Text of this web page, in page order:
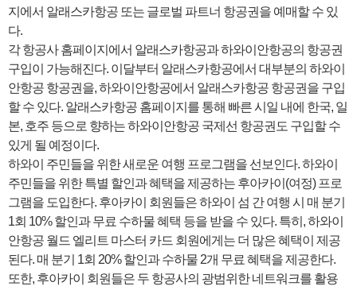
지에서 알래스카항공 또는 글로벌 파트너 항공권을 예매할 수 있
다.
각 항공사 홈페이지에서 알래스카항공과 하와이안항공의 항공권
구입이 가능해진다. 이달부터 알래스카항공에서 대부분의 하와이
안항공 항공권을, 하와이안항공에서 알래스카항공 항공권을 구입
할 수 있다. 알래스카항공 홈페이지를 통해 빠른 시일 내에 한국, 일
본, 호주 등으로 향하는 하와이안항공 국제선 항공권도 구입할 수
있게 될 예정이다.
하와이 주민들을 위한 새로운 여행 프로그램을 선보인다. 하와이
주민들을 위한 특별 할인과 혜택을 제공하는 후아카이(여정) 프로
그램을 도입한다. 후아카이 회원들은 하와이 섬 간 여행 시 매 분기
1회 10% 할인과 무료 수하물 혜택 등을 받을 수 있다. 특히, 하와이
안항공 월드 엘리트 마스터 카드 회원에게는 더 많은 혜택이 제공
된다. 매 분기 1회 20% 할인과 수하물 2개 무료 혜택을 제공한다.
또한, 후아카이 회원들은 두 항공사의 광범위한 네트워크를 활용